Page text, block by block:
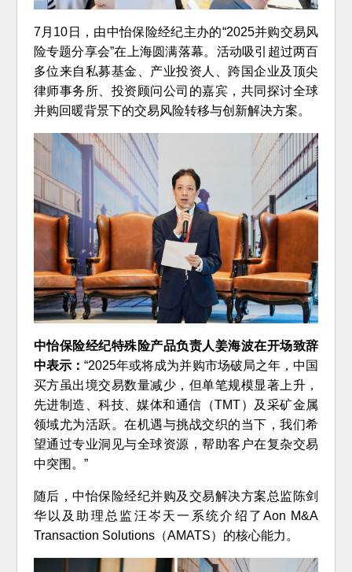
7月10日，由中怡保险经纪主办的“2025并购交易风
险专题分享会”在上海圆满落幕。活动吸引超过两百
多位来自私募基金、产业投资人、跨国企业及顶尖
律师事务所、投资顾问公司的嘉宾，共同探讨全球
并购回暖背景下的交易风险转移与创新解决方案。
中怡保险经纪特殊险产品负责人姜海波在开场致辞
中表示： “2025年或将成为并购市场破局之年，中国
买方虽出境交易数量减少，但单笔规模显著上升，
先进制造、科技、媒体和通信（TMT）及采矿金属
领域尤为活跃。在机遇与挑战交织的当下，我们希
望通过专业洞见与全球资源，帮助客户在复杂交易
中突围。”
随后，中怡保险经纪并购及交易解决方案总监陈剑
华以及助理总监汪岑天一系统介绍了Aon M&A
Transaction Solutions（AMATS）的核心能力。